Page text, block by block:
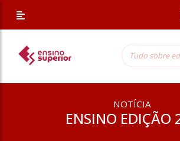
NOTÍCIA
ENSINO EDIÇÃO